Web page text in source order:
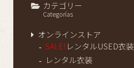
カテゴリー
Categorías
オンラインストア
SALE! レンタルUSED衣装
レンタル衣装